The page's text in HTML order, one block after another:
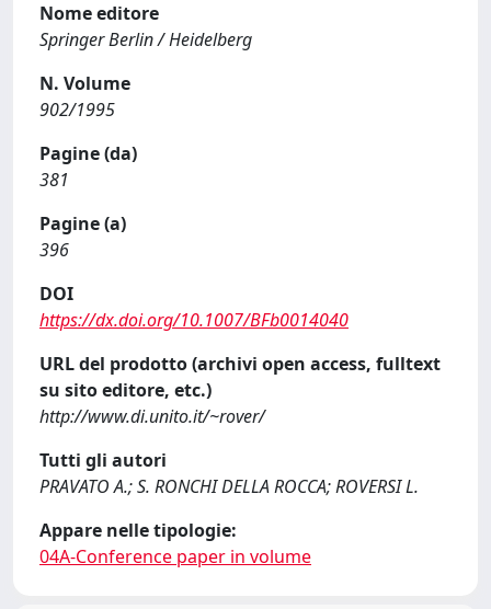
Nome editore
Springer Berlin / Heidelberg
N. Volume
902/1995
Pagine (da)
381
Pagine (a)
396
DOI
https://dx.doi.org/10.1007/BFb0014040
URL del prodotto (archivi open access, fulltext
su sito editore, etc.)
http://www.di.unito.it/~rover/
Tutti gli autori
PRAVATO A.; S. RONCHI DELLA ROCCA; ROVERSI L.
Appare nelle tipologie:
04A-Conference paper in volume